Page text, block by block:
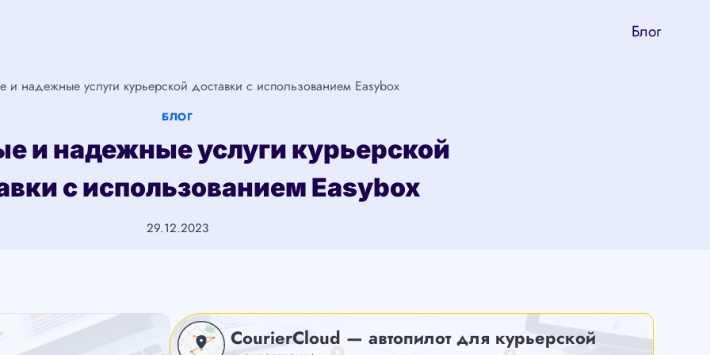
Блог
и надежные услуги курьерской доставки с использованием Easybox
БЛОГ
и надежные услуги курьерской
с использованием Easybox
29.12.2023
CourierCloud — автопилот для курьерской